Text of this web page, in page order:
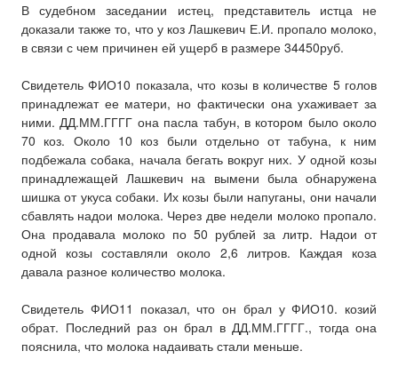
В судебном заседании истец, представитель истца не
доказали также то, что у коз Лашкевич Е.И. пропало молоко,
в связи с чем причинен ей ущерб в размере 34450руб.
Свидетель ФИО10 показала, что козы в количестве 5 голов
принадлежат ее матери, но фактически она ухаживает за
ними. ДД.ММ.ГГГГ она пасла табун, в котором было около
70 коз. Около 10 коз были отдельно от табуна, к ним
подбежала собака, начала бегать вокруг них. У одной козы
принадлежащей Лашкевич на вымени была обнаружена
шишка от укуса собаки. Их козы были напуганы, они начали
сбавлять надои молока. Через две недели молоко пропало.
Она продавала молоко по 50 рублей за литр. Надои от
одной козы составляли около 2,6 литров. Каждая коза
давала разное количество молока.
Свидетель ФИО11 показал, что он брал у ФИО10. козий
обрат. Последний раз он брал в ДД.ММ.ГГГГ., тогда она
пояснила, что молока надаивать стали меньше.